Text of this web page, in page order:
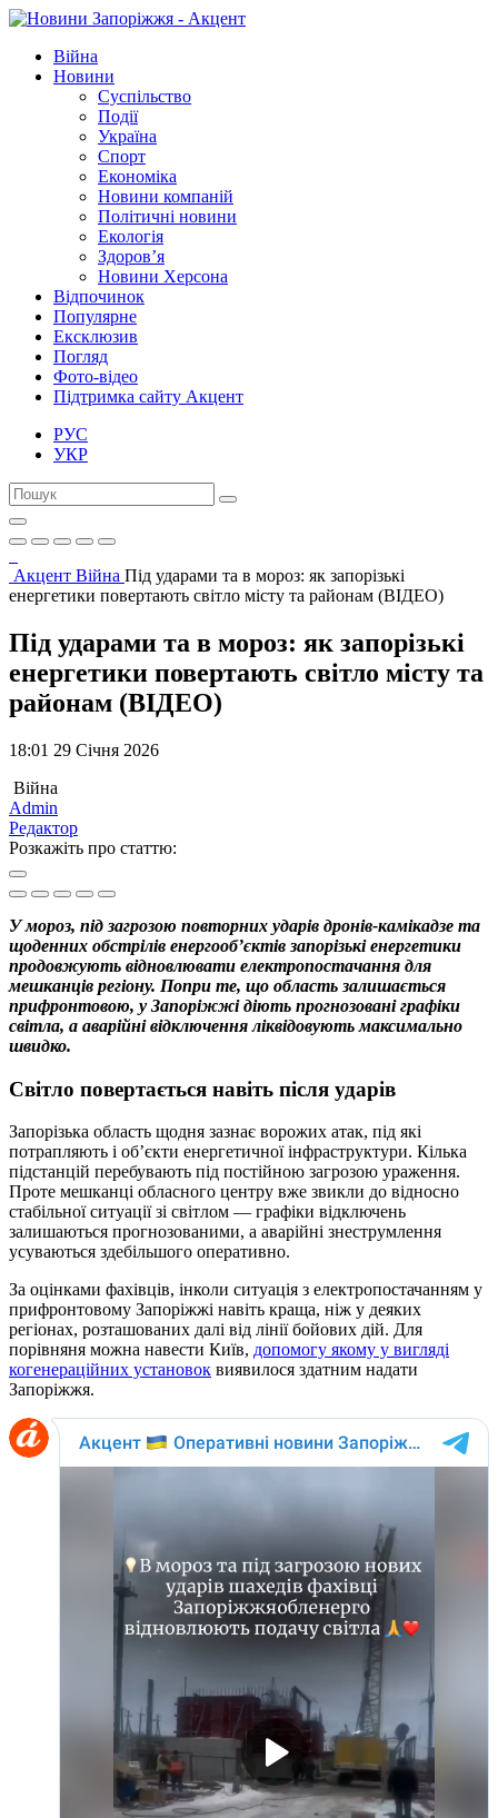
Війна
Новини
Суспільство
Події
Україна
Спорт
Економіка
Новини компаній
Політичні новини
Екологія
Здоров’я
Новини Херсона
Відпочинок
Популярне
Ексклюзив
Погляд
Фото-відео
Підтримка сайту Акцент
РУС
УКР
Акцент Війна Під ударами та в мороз: як запорізькі
енергетики повертають світло місту та районам (ВІДЕО)
Під ударами та в мороз: як запорізькі
енергетики повертають світло місту та
районам (ВІДЕО)
18:01 29 Січня 2026
Війна
Admin
Редактор
Розкажіть про статтю:
У мороз, під загрозою повторних ударів дронів-камікадзе та
щоденних обстрілів енергооб’єктів запорізькі енергетики
продовжують відновлювати електропостачання для
мешканців регіону. Попри те, що область залишається
прифронтовою, у Запоріжжі діють прогнозовані графіки
світла, а аварійні відключення ліквідовують максимально
швидко.
Світло повертається навіть після ударів
Запорізька область щодня зазнає ворожих атак, під які
потрапляють і об’єкти енергетичної інфраструктури. Кілька
підстанцій перебувають під постійною загрозою ураження.
Проте мешканці обласного центру вже звикли до відносно
стабільної ситуації зі світлом — графіки відключень
залишаються прогнозованими, а аварійні знеструмлення
усуваються здебільшого оперативно.
За оцінками фахівців, інколи ситуація з електропостачанням у
прифронтовому Запоріжжі навіть краща, ніж у деяких
регіонах, розташованих далі від лінії бойових дій. Для
порівняня можна навести Київ, допомогу якому у вигляді
когенераційних установок виявилося здатним надати
Запоріжжя.